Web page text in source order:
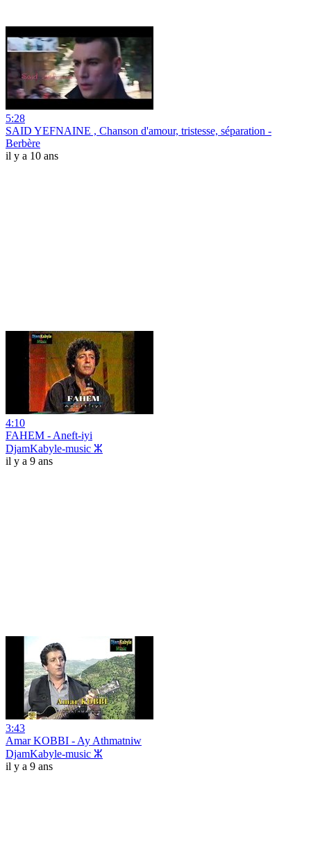
5:28
SAID YEFNAINE , Chanson d'amour, tristesse, séparation -
Berbère
il y a 10 ans
4:10
FAHEM - Aneft-iyi
DjamKabyle-music ⵣ
il y a 9 ans
3:43
Amar KOBBI - Ay Athmatniw
DjamKabyle-music ⵣ
il y a 9 ans